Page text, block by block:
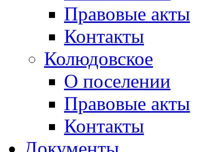
Правовые акты
Контакты
Колюдовское
О поселении
Правовые акты
Контакты